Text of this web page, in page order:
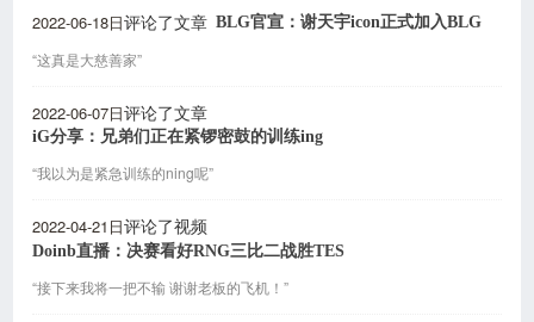
2022-06-18日评论了文章 BLG官宣：谢天宇icon正式加入BLG
“这真是大慈善家”
2022-06-07日评论了文章
iG分享：兄弟们正在紧锣密鼓的训练ing
“我以为是紧急训练的ning呢”
2022-04-21日评论了视频
Doinb直播：决赛看好RNG三比二战胜TES
“接下来我将一把不输 谢谢老板的飞机！”